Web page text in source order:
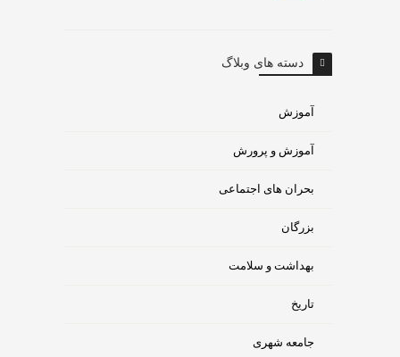
دسته های وبلاگ
آموزش
آموزش و پرورش
بحران های اجتماعی
بزرگان
بهداشت و سلامت
تاریخ
جامعه شهری